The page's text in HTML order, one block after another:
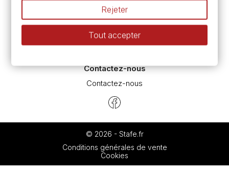
L’aquarelle en tubes ou en godets ?
Le vocabulaire technique de l’aquarelle
Différence entre peinture Fine et Extra-fine
Préparer une toile pour peinture à l'huile et acrylique
Contactez-nous
Contactez-nous
© 2026 - Stafe.fr
Conditions générales de vente
Cookies
Rejeter
Tout accepter